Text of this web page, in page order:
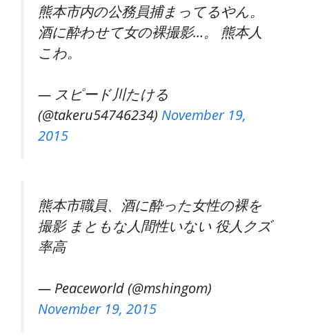
熊本市内の公務員捕まってるやん。
酒に酔わせて女の裸撮影…。 熊本人
こわ。
— スピード川たける
(@takeru54746234) November 19,
2015
熊本市職員、酒に酔った女性の裸を
撮影 まともな人間性いない 役人クズ
率高
— Peaceworld (@mshingom)
November 19, 2015